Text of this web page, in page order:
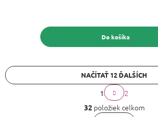
Do košíka
O
v
NAČÍTAŤ 12 ĎALŠÍCH
S
t
r
á
1 2
32položiek celkom